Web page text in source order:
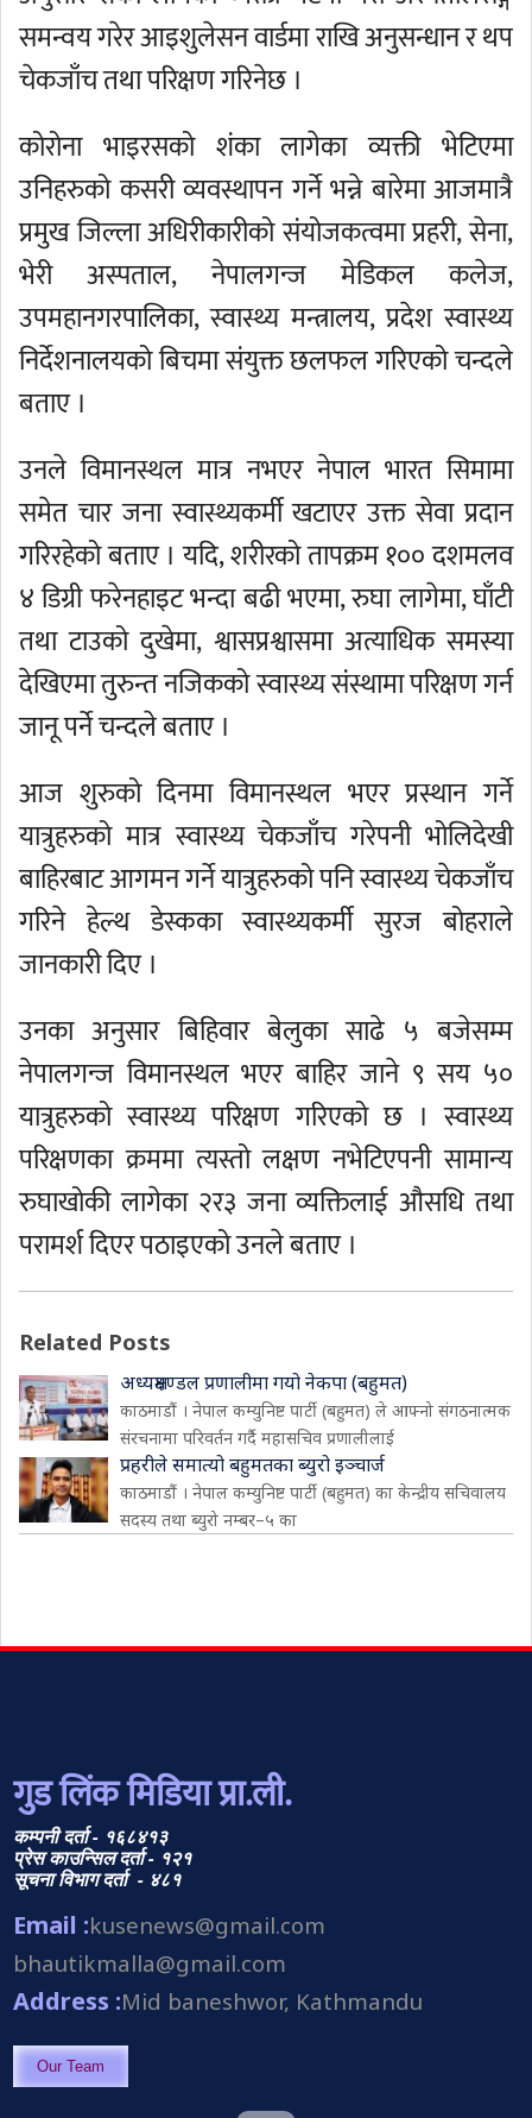
समन्वय गरेर आइशुलेसन वार्डमा राखि अनुसन्धान र थप
चेकजाँच तथा परिक्षण गरिनेछ ।
कोरोना भाइरसको शंका लागेका व्यक्ती भेटिएमा
उनिहरुको कसरी व्यवस्थापन गर्ने भन्ने बारेमा आजमात्रै
प्रमुख जिल्ला अधिरीकारीको संयोजकत्वमा प्रहरी, सेना,
भेरी अस्पताल, नेपालगन्ज मेडिकल कलेज,
उपमहानगरपालिका, स्वास्थ्य मन्त्रालय, प्रदेश स्वास्थ्य
निर्देशनालयको बिचमा संयुक्त छलफल गरिएको चन्दले
बताए ।
उनले विमानस्थल मात्र नभएर नेपाल भारत सिमामा
समेत चार जना स्वास्थ्यकर्मी खटाएर उक्त सेवा प्रदान
गरिरहेको बताए । यदि, शरीरको तापक्रम १०० दशमलव
४ डिग्री फरेनहाइट भन्दा बढी भएमा, रुघा लागेमा, घाँटी
तथा टाउको दुखेमा, श्वासप्रश्वासमा अत्याधिक समस्या
देखिएमा तुरुन्त नजिकको स्वास्थ्य संस्थामा परिक्षण गर्न
जानू पर्ने चन्दले बताए ।
आज शुरुको दिनमा विमानस्थल भएर प्रस्थान गर्ने
यात्रुहरुको मात्र स्वास्थ्य चेकजाँच गरेपनी भोलिदेखी
बाहिरबाट आगमन गर्ने यात्रुहरुको पनि स्वास्थ्य चेकजाँच
गरिने हेल्थ डेस्कका स्वास्थ्यकर्मी सुरज बोहराले
जानकारी दिए ।
उनका अनुसार बिहिवार बेलुका साढे ५ बजेसम्म
नेपालगन्ज विमानस्थल भएर बाहिर जाने ९ सय ५०
यात्रुहरुको स्वास्थ्य परिक्षण गरिएको छ । स्वास्थ्य
परिक्षणका क्रममा त्यस्तो लक्षण नभेटिएपनी सामान्य
रुघाखोकी लागेका २र३ जना व्यक्तिलाई औसधि तथा
परामर्श दिएर पठाइएको उनले बताए ।
Related Posts
अध्यक्षमण्डल प्रणालीमा गयो नेकपा (बहुमत)
काठमाडौं । नेपाल कम्युनिष्ट पार्टी (बहुमत) ले आफ्नो संगठनात्मक
संरचनामा परिवर्तन गर्दै महासचिव प्रणालीलाई
प्रहरीले समात्यो बहुमतका ब्युरो इञ्चार्ज
काठमाडौं । नेपाल कम्युनिष्ट पार्टी (बहुमत) का केन्द्रीय सचिवालय
सदस्य तथा ब्युरो नम्बर–५ का
गुड लिंक मिडिया प्रा.ली.
कम्पनी दर्ता - १६८४१३
प्रेस काउन्सिल दर्ता - १२१
सूचना विभाग दर्ता - ४८१
Email :kusenews@gmail.com
bhautikmalla@gmail.com
Address :Mid baneshwor, Kathmandu
Our Team